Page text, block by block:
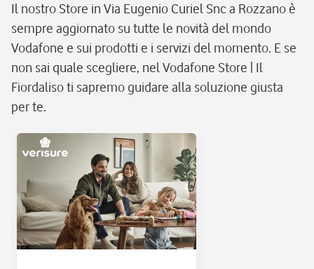
Il nostro Store in Via Eugenio Curiel Snc a Rozzano è
sempre aggiornato su tutte le novità del mondo
Vodafone e sui prodotti e i servizi del momento. E se
non sai quale scegliere, nel Vodafone Store | Il
Fiordaliso ti sapremo guidare alla soluzione giusta
per te.